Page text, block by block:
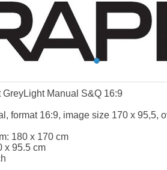
Manual S&Q 16:9
format 16:9, image size 170 x 95,5,
180 x 170 cm
x 95.5 cm